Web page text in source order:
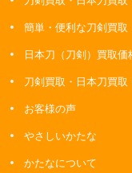
簡単・便利な刀剣買
日本刀（刀剣）買取価
刀剣買取・日本刀買
お客様の声
やさしいかたな
かたなについて